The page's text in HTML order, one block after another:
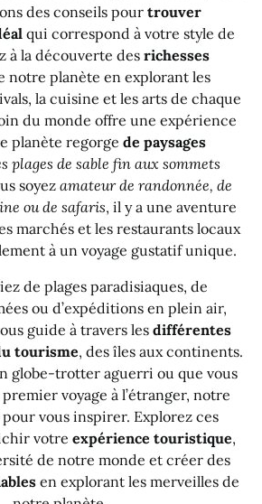
des conseils pour trouver
qui correspond à votre style de
à la découverte des richesses
notre planète en explorant les
la cuisine et les arts de chaque
du monde offre une expérience
planète regorge de paysages
plages de sable fin aux sommets
soyez amateur de randonnée, de
ou de safaris, il y a une aventure
marchés et les restaurants locaux
à un voyage gustatif unique.
de plages paradisiaques, de
ou d’expéditions en plein air,
guide à travers les différentes
tourisme, des îles aux continents.
globe-trotter aguerri ou que vous
voyage à l’étranger, notre
vous inspirer. Explorez ces
votre expérience touristique,
de notre monde et créer des
en explorant les merveilles de